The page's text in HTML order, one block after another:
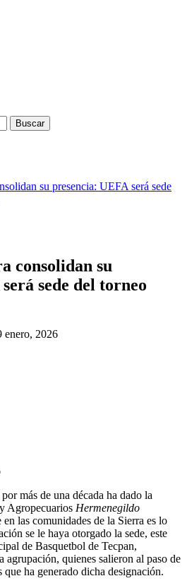
su presencia: UEFA será sede
consolidan su
será sede del torneo
enero, 2026
más de una década ha dado la
Agropecuarios Hermenegildo
las comunidades de la Sierra es lo
se le haya otorgado la sede, este
de Basquetbol de Tecpan,
agrupación, quienes salieron al paso de
que ha generado dicha designación.